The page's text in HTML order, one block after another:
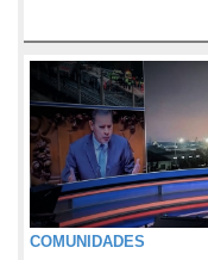
COMUNIDADES